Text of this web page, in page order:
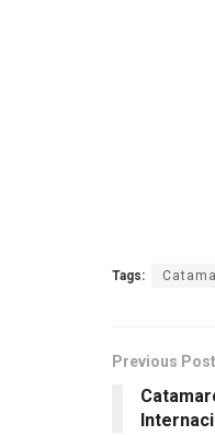
Tags:
Previous Post